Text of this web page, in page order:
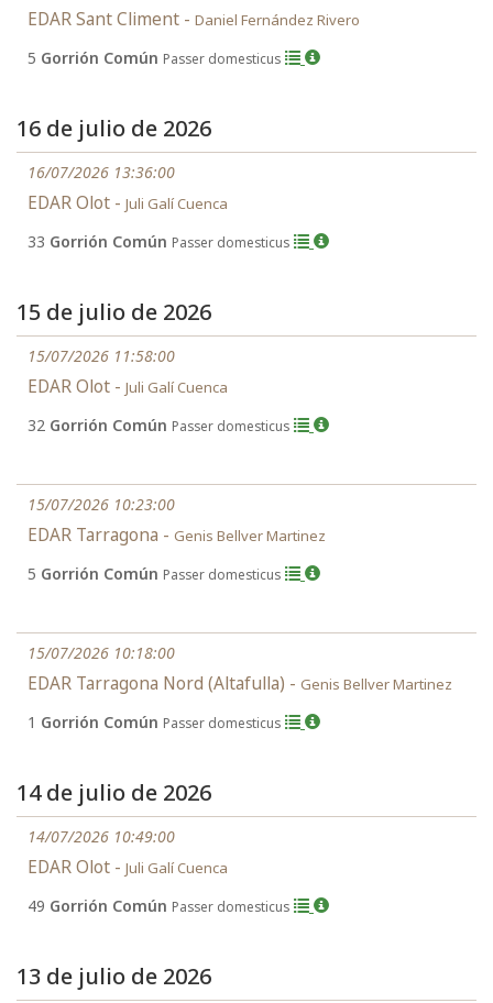
EDAR Sant Climent - Daniel Fernández Rivero
5 Gorrión Común Passer domesticus
16 de julio de 2026
16/07/2026 13:36:00
EDAR Olot - Juli Galí Cuenca
33 Gorrión Común Passer domesticus
15 de julio de 2026
15/07/2026 11:58:00
EDAR Olot - Juli Galí Cuenca
32 Gorrión Común Passer domesticus
15/07/2026 10:23:00
EDAR Tarragona - Genis Bellver Martinez
5 Gorrión Común Passer domesticus
15/07/2026 10:18:00
EDAR Tarragona Nord (Altafulla) - Genis Bellver Martinez
1 Gorrión Común Passer domesticus
14 de julio de 2026
14/07/2026 10:49:00
EDAR Olot - Juli Galí Cuenca
49 Gorrión Común Passer domesticus
13 de julio de 2026